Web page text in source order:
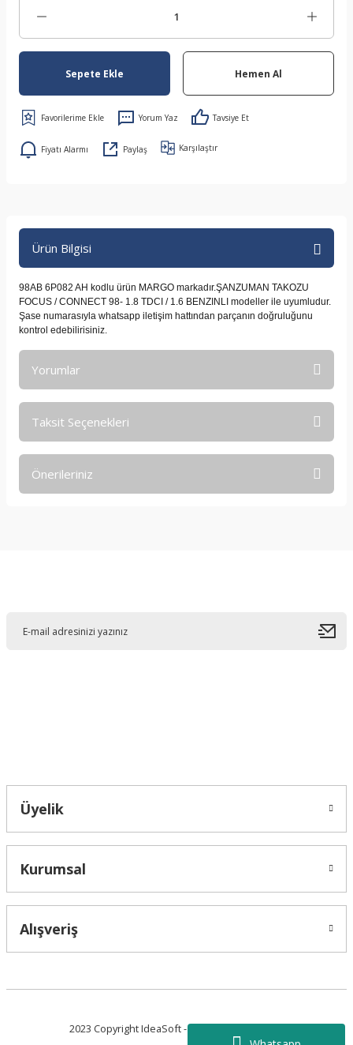
Sepete Ekle Hemen Al
Yorum Yaz Tavsiye Et
Fiyatı Alarmı Paylaş Karşılaştır
Ürün Bilgisi
98AB 6P082 AH kodlu ürün MARGO markadır.ŞANZUMAN TAKOZU
FOCUS / CONNECT 98- 1.8 TDCI / 1.6 BENZINLI modeller ile uyumludur.
Şase numarasıyla whatsapp iletişim hattından parçanın doğruluğunu
kontrol edebilirisiniz.
Yorumlar
Taksit Seçenekleri
Önerileriniz
Üyelik
Kurumsal
Alışveriş
2023 Copyright IdeaSoft - Tüm Hakları Saklıdır.